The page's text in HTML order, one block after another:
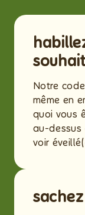
Notre
même en
quoi vous
au-dessus
voir